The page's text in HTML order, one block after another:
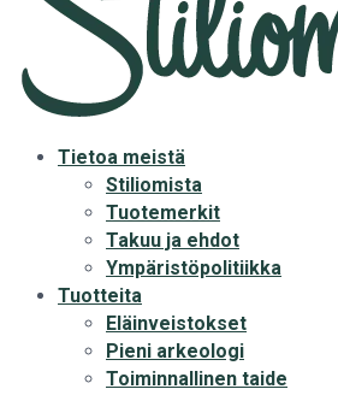
Tietoa meistä
Stiliomista
Tuotemerkit
Takuu ja ehdot
Ympäristöpolitiikka
Tuotteita
Eläinveistokset
Pieni arkeologi
Toiminnallinen taide